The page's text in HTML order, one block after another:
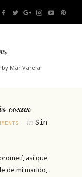
Mar Varela
cosas
in Sin
así que
de mi marido,